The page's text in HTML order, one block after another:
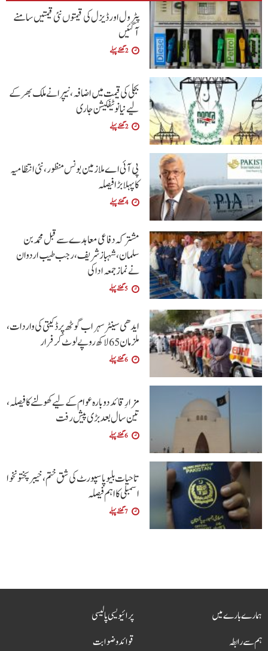
پٹرول اور ڈیزل کی قیمتوں نئی قیمتیں سامنے
آگئیں
2 گھنٹے پہلے
بجلی کی قیمت میں اضافہ، نیپرا نے ملک بھر کے
لیے نیا نوٹیفکیشن جاری
2 گھنٹے پہلے
پی آئی اے ملازمین بونس منظور، نئی انتظامیہ
کا پہلا بڑا فیصلہ
4 گھنٹے پہلے
مشترکہ دفاعی معاہدے سے قبل محمد بن
سلمان، شہباز شریف ، رجب طیب اردوان
نے نماز جمعہ ادا کی
5 گھنٹے پہلے
ایدھی سینٹر سہراب گوٹھ پر ڈکیتی کی واردات،
ملزمان 65 لاکھ روپے لوٹ کر فرار
6 گھنٹے پہلے
مزارِ قائد دوبارہ عوام کے لیے کھولنے کا فیصلہ،
تین سال بعد بڑی پیش رفت
6 گھنٹے پہلے
تاحیات بلیو پاسپورٹ کی شق ختم، خیبر پختونخوا
اسمبلی کا اہم فیصلہ
7 گھنٹے پہلے
ہمارے بارے میں
ہم سے رابطہ
پرائیویسی پالیسی
قوائد و ضوابت